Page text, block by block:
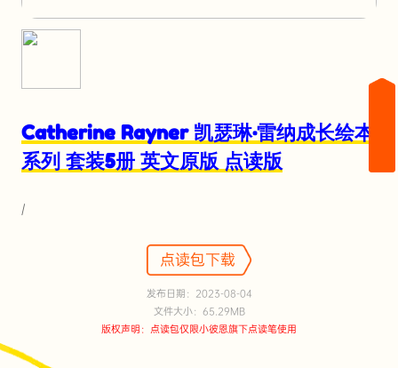
Catherine Rayner 凯瑟琳·雷纳成长绘本
系列 套装5册 英文原版 点读版
/
点读包下载
发布日期：2023-08-04
文件大小：65.29MB
版权声明：点读包仅限小彼恩旗下点读笔使用